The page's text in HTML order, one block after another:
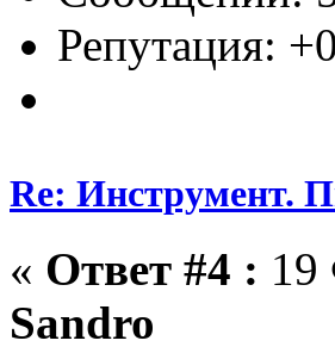
Репутация:
Re: Инструмент.
« Ответ #4 : 19
Sandro